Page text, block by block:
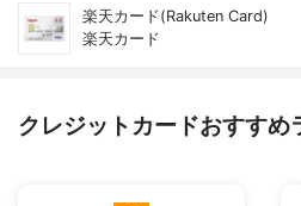
楽天カード(Rakuten Card)
楽天カード
クレジットカードおすすめ